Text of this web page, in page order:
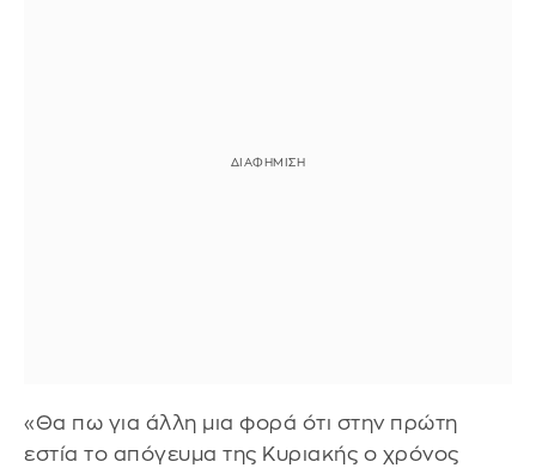
«Θα πω για άλλη μια φορά ότι στην πρώτη
εστία το απόγευμα της Κυριακής ο χρόνος